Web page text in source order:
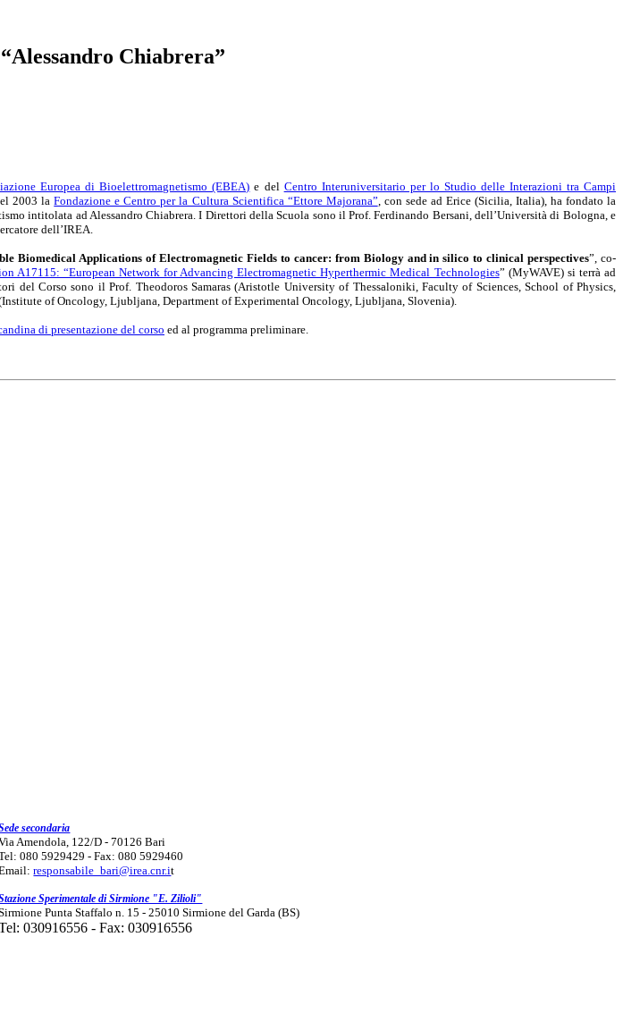
Chiabrera”
Europea di Bioelettromagnetismo (EBEA) e del Centro Interuniversitario per lo Studio delle Interazioni tra Campi
2003 laFondazione e Centro per la Cultura Scientifica “Ettore Majorana” , con sede ad Erice (Sicilia, Italia), ha fondato la
intitolata ad Alessandro Chiabrera. I Direttori della Scuola sono il Prof. Ferdinando Bersani, dell’Università di Bologna, e
dell’IREA.
Biomedical Applications of Electromagnetic Fields to cancer: from Biology and in silico to clinical perspectives”, co-
A17115: “European Network for Advancing Electromagnetic Hyperthermic Medical Technologies” (MyWAVE) si terrà ad
del Corso sono il Prof. Theodoros Samaras (Aristotle University of Thessaloniki, Faculty of Sciences, School of Physics,
of Oncology, Ljubljana, Department of Experimental Oncology, Ljubljana, Slovenia).
di presentazione del corso ed al programma preliminare.
secondaria
Amendola, 122/D - 70126 Bari
080 5929429 - Fax: 080 5929460
responsabile_bari@irea.cnr.it
Sperimentale di Sirmione "E. Zilioli"
Punta Staffalo n. 15 - 25010 Sirmione del Garda (BS)
030916556 - Fax: 030916556